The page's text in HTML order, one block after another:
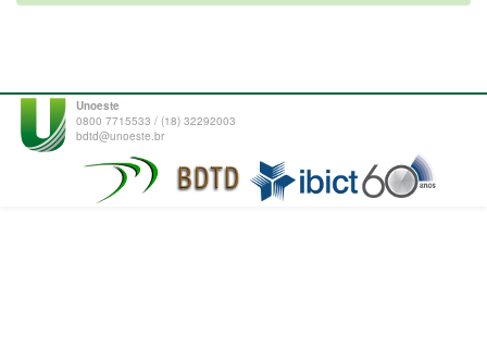
Unoeste
0800 7715533 / (18) 32292003
bdtd@unoeste.br